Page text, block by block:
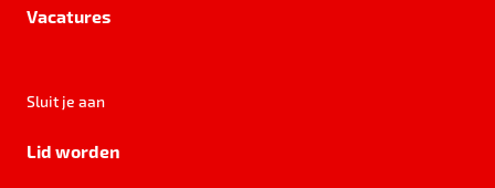
Vacatures
Sluit je aan
Lid worden